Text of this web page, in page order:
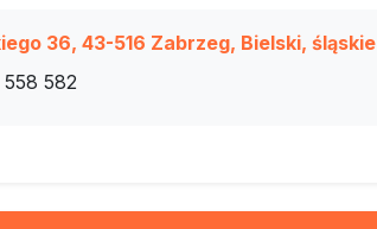
36, 43-516 Zabrzeg, Bielski, śląskie
582